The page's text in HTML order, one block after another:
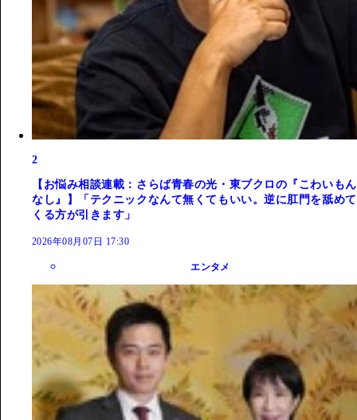
2
【お悩み相談連載：さらば青春の光・東ブクロの『こわいもん
なし』】「テクニックなんて無くてもいい。逆に肛門を舐めて
くる方が引きます」
2026年08月07日 17:30
エンタメ